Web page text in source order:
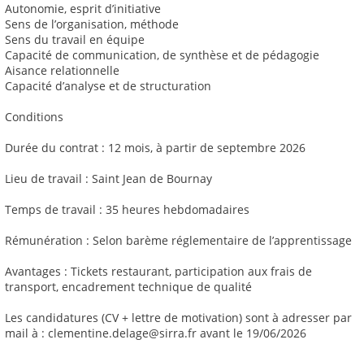
Autonomie, esprit d’initiative
Sens de l’organisation, méthode
Sens du travail en équipe
Capacité de communication, de synthèse et de pédagogie
Aisance relationnelle
Capacité d’analyse et de structuration
Conditions
Durée du contrat : 12 mois, à partir de septembre 2026
Lieu de travail : Saint Jean de Bournay
Temps de travail : 35 heures hebdomadaires
Rémunération : Selon barème réglementaire de l’apprentissage
Avantages : Tickets restaurant, participation aux frais de
transport, encadrement technique de qualité
Les candidatures (CV + lettre de motivation) sont à adresser par
mail à : clementine.delage@sirra.fr avant le 19/06/2026